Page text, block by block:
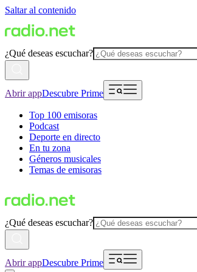
Saltar al contenido
¿Qué deseas escuchar?
Abrir appDescubre Prime
Top 100 emisoras
Podcast
Deporte en directo
En tu zona
Géneros musicales
Temas de emisoras
¿Qué deseas escuchar?
Abrir appDescubre Prime